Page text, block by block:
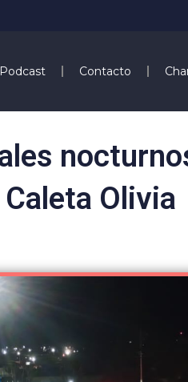
Podcast Contacto
Caleta Olivia